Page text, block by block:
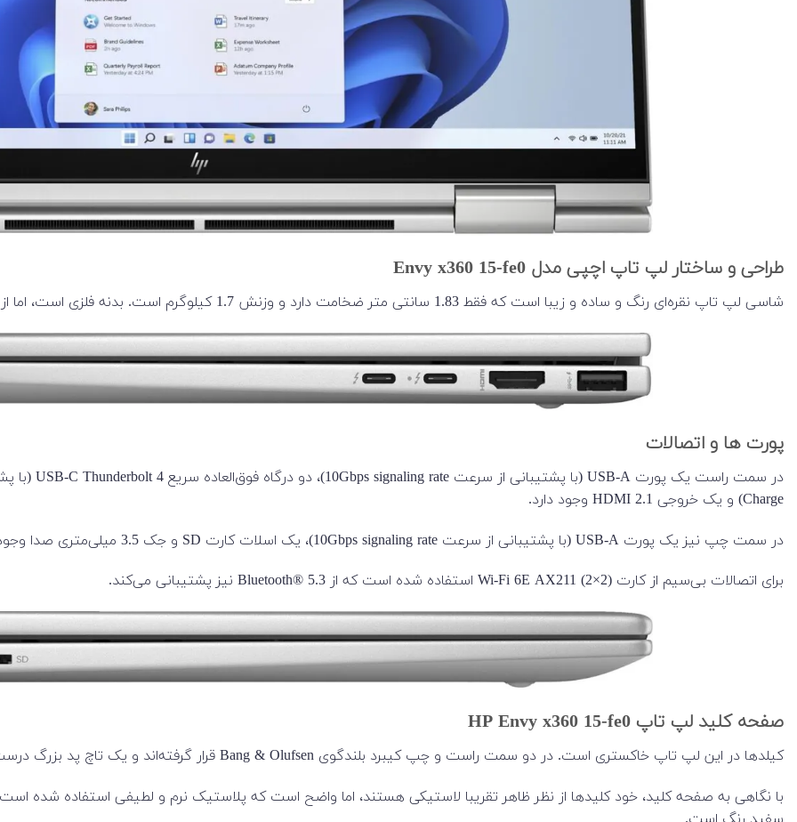
طراحی و ساختار لپ تاپ اچپی مدل Envy x360 15-fe0
شاسی لپ تاپ نقره‌ای رنگ و ساده و زیبا است که فقط 1.83 سانتی متر ضخامت دارد و وزنش 1.7 کیلوگرم است. بدنه فلزی است، اما از آلومینیوم بازیافتی ساخته شده است.
پورت ها و اتصالات
Charge) و یک خروجی HDMI 2.1 وجود دارد.
در سمت چپ نیز یک پورت USB-A (با پشتیبانی از سرعت 10Gbps signaling rate)، یک اسلات کارت SD و جک 3.5 میلی‌متری صدا وجود دارد.
برای اتصالات بی‌سیم از کارت Wi-Fi 6E AX211 (2×2) استفاده شده است که از Bluetooth® 5.3 نیز پشتیبانی می‌کند.
صفحه کلید لپ تاپ HP Envy x360 15-fe0
کیلدها در این لپ تاپ خاکستری است. در دو سمت راست و چپ کیبرد بلندگوی Bang & Olufsen قرار گرفته‌اند و یک تاچ پد بزرگ درست در وسط زیر کیبرد قرار دارد.
با نگاهی به صفحه کلید، خود کلیدها از نظر ظاهر تقریبا لاستیکی هستند، اما واضح است که پلاستیک نرم و لطیفی استفاده